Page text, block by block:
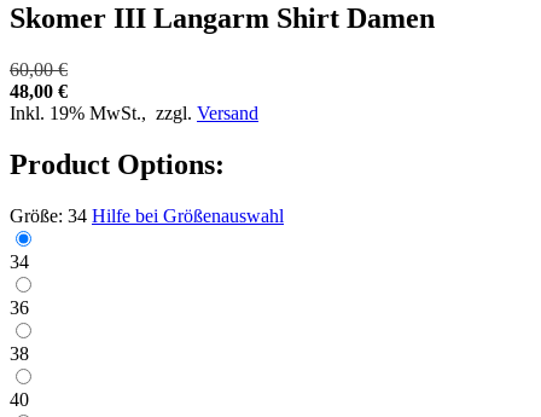
Skomer III Langarm Shirt Damen
60,00 €
48,00 €
Inkl. 19% MwSt., zzgl. Versand
Product Options:
Größe: 34 Hilfe bei Größenauswahl
34
36
38
40